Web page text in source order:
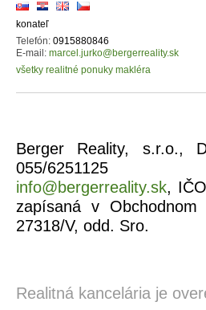
konateľ
Telefón: 0915880846
E-mail: marcel.jurko@bergerreality.sk
všetky realitné ponuky makléra
Berger Reality, s.r.o.,
055/6251125
info@bergerreality.sk,
zapísaná v
27318/V, odd. Sro.
Realitná kancelária je